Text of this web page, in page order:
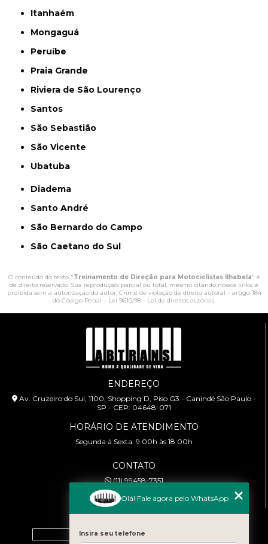
Itanhaém
Mongaguá
Peruíbe
Praia Grande
Riviera de São Lourenço
Santos
São Sebastião
São Vicente
Ubatuba
Diadema
Santo André
São Bernardo do Campo
São Caetano do Sul
O conteúdo do texto "Treinamento de Direção para Motociclistas Ilhabela" é
de direito reservado. Sua reprodução, parcial ou total, mesmo citando nossos links, é
proibida sem a autorização do autor. Crime de violação de direito autoral – artigo 184
do Código Penal – Lei 9610/98 - Lei de direitos autorais
ENDEREÇO
Av. Cruzeiro do Sul, 1100, Shopping D, Piso G3 - Canindé São Paulo -
SP - CEP: 04648-071
HORÁRIO DE ATENDIMENTO
Segunda à Sexta: 9:00h às 18:00h
CONTATO
(11) 99458-7351
cursoabtrans@gmail.com
Home
Olá! Fale agora pelo WhatsApp
Insira seu telefone